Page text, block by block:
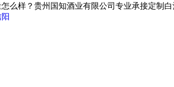
么样？贵州国知酒业有限公司专业承接定制白